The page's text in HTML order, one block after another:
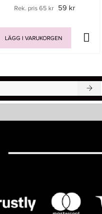
Rek. pris 65 kr 59 kr
LÄGG I VARUKORGEN